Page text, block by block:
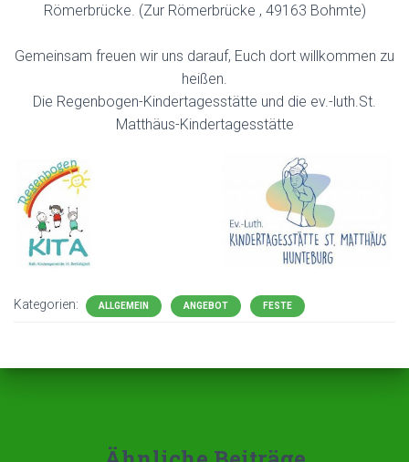
Römerbrücke. (Zur Römerbrücke , 49163 Bohmte)
Gemeinsam freuen wir uns darauf, Euch dort willkommen zu
heißen.
Die Regenbogen-Kindertagesstätte und die ev.-luth.St.
Matthäus-Kindertagesstätte
Kategorien: ALLGEMEIN ANGEBOT FESTE